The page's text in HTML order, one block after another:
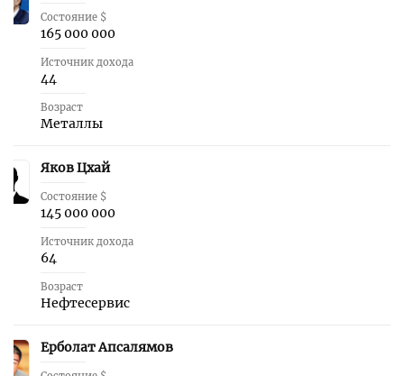
Состояние $
165 000 000
Источник дохода
44
Возраст
Металлы
39 Яков Цхай
Состояние $
145 000 000
Источник дохода
64
Возраст
Нефтесервис
40 Ерболат Апсалямов